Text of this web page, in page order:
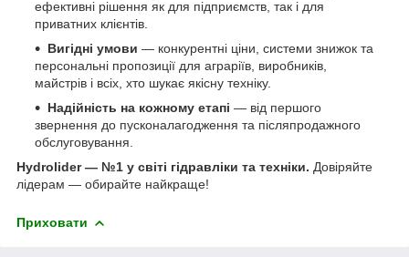
ефективні рішення як для підприємств, так і для
приватних клієнтів.
Вигідні умови — конкурентні ціни, системи знижок та
персональні пропозиції для аграріїв, виробників,
майстрів і всіх, хто шукає якісну техніку.
Надійність на кожному етапі — від першого
звернення до пусконалагодження та післяпродажного
обслуговування.
Hydrolider — №1 у світі гідравліки та техніки. Довіряйте
лідерам — обирайте найкраще!
Приховати